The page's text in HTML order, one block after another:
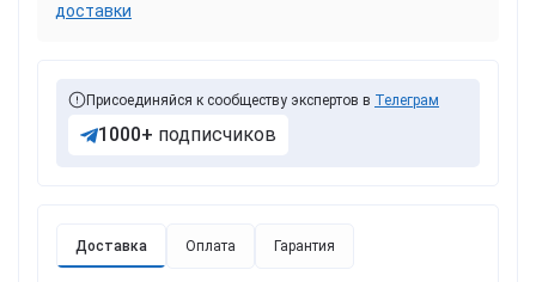
Доставка Оплата Гарантия
доставки
Присоединяйся к сообществу экспертов в Телеграм
1000+ подписчиков